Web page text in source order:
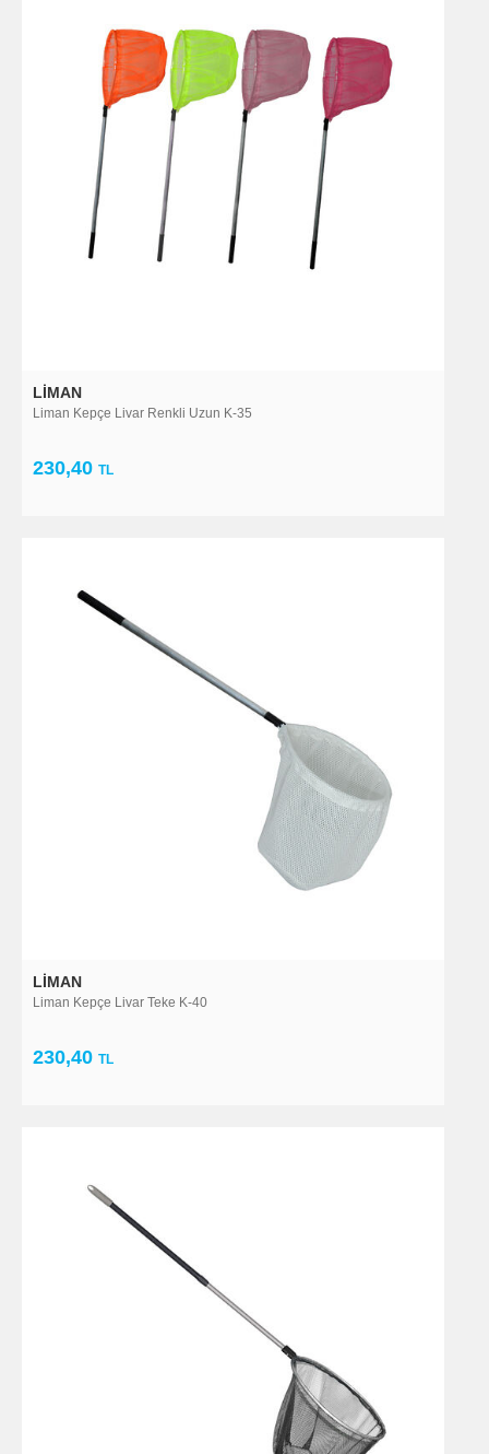
LIMAN
Liman Kepçe Livar Renkli Uzun K-35
230,40 TL
LIMAN
Liman Kepçe Livar Teke K-40
230,40 TL